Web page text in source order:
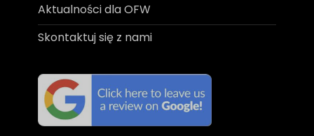
Aktualności dla OFW
Skontaktuj się z nami